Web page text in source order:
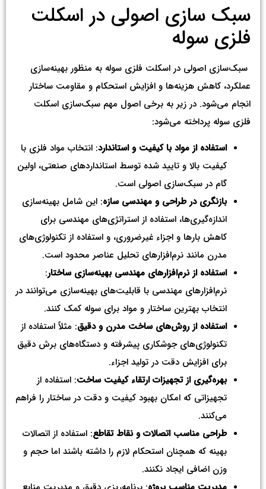
سبک سازی اصولی در اسکلت
فلزی سوله
سبک‌سازی اصولی در اسکلت فلزی سوله به منظور بهینه‌سازی
عملکرد، کاهش هزینه‌ها و افزایش استحکام و مقاومت ساختار
انجام می‌شود. در زیر به برخی اصول مهم سبک‌سازی اسکلت
فلزی سوله پرداخته می‌شود:
استفاده از مواد با کیفیت و استاندارد: انتخاب مواد فلزی با
کیفیت بالا و تایید شده توسط استانداردهای صنعتی، اولین
گام در سبک‌سازی اصولی است.
بازنگری در طراحی و مهندسی سازه: این شامل بهینه‌سازی
اندازه‌گیری‌ها، استفاده از استراتژی‌های مهندسی برای
کاهش بارها و اجزاء غیرضروری، و استفاده از تکنولوژی‌های
مدرن مانند نرم‌افزارهای تحلیل عناصر محدود است.
استفاده از نرم‌افزارهای مهندسی بهینه‌سازی ساختار:
نرم‌افزارهای مهندسی با قابلیت‌های بهینه‌سازی می‌توانند در
انتخاب بهترین ساختار و مواد برای سوله کمک کنند.
استفاده از روش‌های ساخت مدرن و دقیق: مثلاً استفاده از
تکنولوژی‌های جوشکاری پیشرفته و دستگاه‌های برش دقیق
برای افزایش دقت در تولید اجزاء.
بهره‌گیری از تجهیزات ارتقاء کیفیت ساخت: استفاده از
تجهیزاتی که امکان بهبود کیفیت و دقت در ساختار را فراهم
می‌کنند.
طراحی مناسب اتصالات و نقاط تقاطع: استفاده از اتصالات
بهینه که همچنان استحکام لازم را داشته باشند اما حجم و
وزن اضافی ایجاد نکنند.